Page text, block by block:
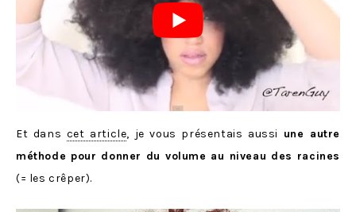
Et dans cet article, je vous présentais aussi une autre
méthode pour donner du volume au niveau des racines
(= les crêper).